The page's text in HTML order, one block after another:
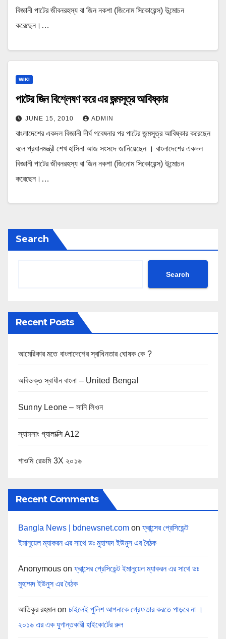
বিজ্ঞানী পাটের জীবনরহস্য বা জিন নকশা (জিনোম সিকোয়েন্স) উন্মোচন
করেছেন।…
WIKI
পাটের জিন বিশ্লেষণ করে এর জন্মসূত্র আবিষ্কার
JUNE 15, 2010 ADMIN
বাংলাদেশের একদল বিজ্ঞানী দীর্ঘ গবেষনার পর পাটের জন্মসূত্র আবিষ্কার করেছেন
বলে প্রধানমন্ত্রী শেখ হাসিনা আজ সংসদে জানিয়েছেন । বাংলাদেশের একদল
বিজ্ঞানী পাটের জীবনরহস্য বা জিন নকশা (জিনোম সিকোয়েন্স) উন্মোচন
করেছেন।…
Search
Search
Recent Posts
আমেরিকার মতে বাংলাদেশের স্বাধিনতার ঘোষক কে ?
অবিভক্ত স্বাধীন বাংলা – United Bengal
Sunny Leone – সানি লিওন
স্যামসাং গ্যালাক্সি A12
শাওমি রেডমি 3X ২০১৬
Recent Comments
Bangla News | bdnewsnet.com onফ্রান্সের প্রেসিডেন্ট
ইমানুয়েল ম্যাকরন এর সাথে ডঃ মুহাম্মদ ইউনুস এর বৈঠক
Anonymous onফ্রান্সের প্রেসিডেন্ট ইমানুয়েল ম্যাকরন এর সাথে ডঃ
মুহাম্মদ ইউনুস এর বৈঠক
আতিকুর রহমান on চাইলেই পুলিশ আপনাকে গ্রেফতার করতে পাড়বে না ।
২০১৬ এর এক যুগান্তকারী হাইকোর্টের রুল